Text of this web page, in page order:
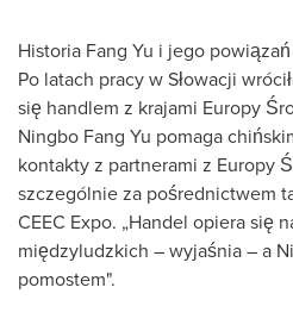
Historia Fang Yu i jego
Po latach pracy w Słowacji
się handlem z krajami Europy
Ningbo Fang Yu pomaga
kontakty z partnerami z Europy
szczególnie za pośrednictwem
CEEC Expo. „Handel opiera się
międzyludzkich – wyjaśnia – a
pomostem".